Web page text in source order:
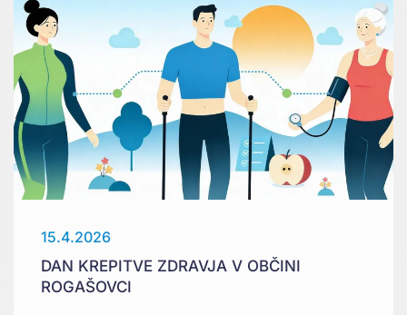
15.4.2026
DAN KREPITVE ZDRAVJA V OBČINI
ROGAŠOVCI